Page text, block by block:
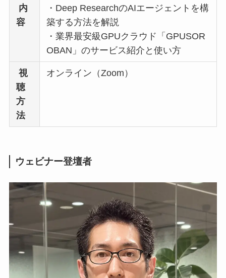
内
容
・Deep ResearchのAIエージェントを構
築する方法を解説
・業界最安級GPUクラウド「GPUSOR
OBAN」のサービス紹介と使い方
視
聴
方
法
オンライン（Zoom）
ウェビナー登壇者